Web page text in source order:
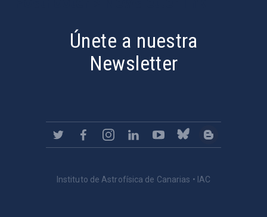
Únete a nuestra
Newsletter
Instituto de Astrofísica de Canarias • IAC